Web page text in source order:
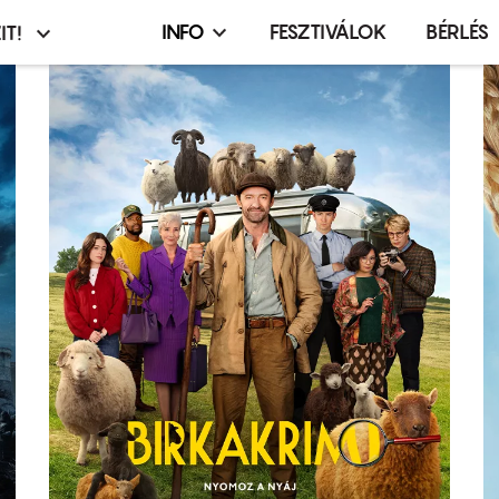
Infó,
esemény,
terembérlés
menü
INFO FESZTIVÁLOK BÉRLÉS